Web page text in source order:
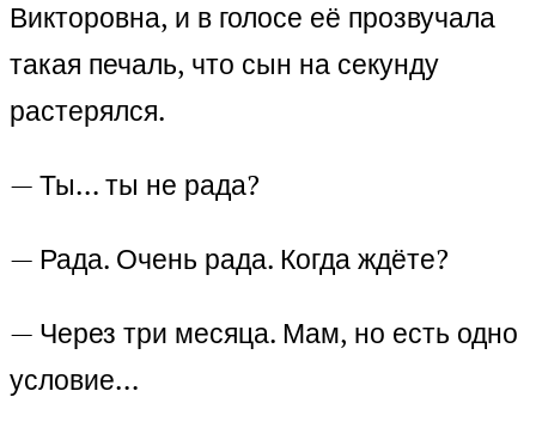
Викторовна, и в голосе её прозвучала
такая печаль, что сын на секунду
растерялся.
— Ты… ты не рада?
— Рада. Очень рада. Когда ждёте?
— Через три месяца. Мам, но есть одно
условие…